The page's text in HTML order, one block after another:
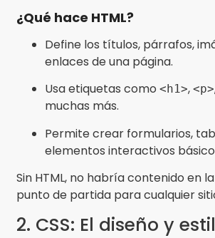
¿Qué hace HTML?
Define los títulos, párrafos,
enlaces de una página.
Usa etiquetas como<h1>,<p>
muchas más.
Permite crear formularios,
elementos interactivos
Sin HTML, no habría contenido en
punto de partida para cualquier
2. CSS: El diseño y